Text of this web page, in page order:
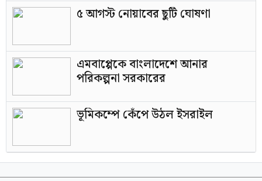
৫ আগস্ট নোয়াবের ছুটি ঘোষণা
এমবাপ্পেকে বাংলাদেশে আনার
পরিকল্পনা সরকারের
ভূমিকম্পে কেঁপে উঠল ইসরাইল